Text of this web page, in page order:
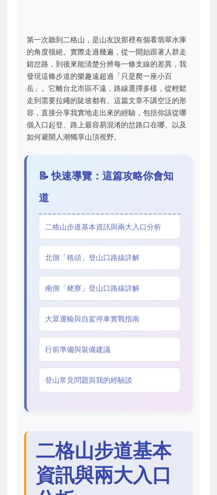
第一次聽到二格山，是山友說那裡有個看翡翠水庫
的角度很絕。實際走過幾遍，從一開始跟著人群走
錯岔路，到後來能清楚分辨每一條支線的差異，我
發現這條步道的樂趣遠超過「只是爬一座小百
岳」。它離台北市區不遠，路線選擇多樣，從輕鬆
走到需要拉繩的陡坡都有。這篇文章不講空泛的形
容，直接分享我實地走出來的經驗，包括你該從哪
個入口起登、路上最容易混淆的岔路口在哪、以及
如何避開人潮獨享山頂視野。
📝 快速導覽：這篇攻略你會知
道
二格山步道基本資訊與兩大入口分析
北側「格頭」登山口路線詳解
南側「栳寮」登山口路線詳解
大眾運輸與自駕停車實戰指南
行前準備與裝備建議
登山常見問題與我的經驗談
二格山步道基本
資訊與兩大入口